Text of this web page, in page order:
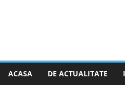
ACASA DE ACTUALITATE